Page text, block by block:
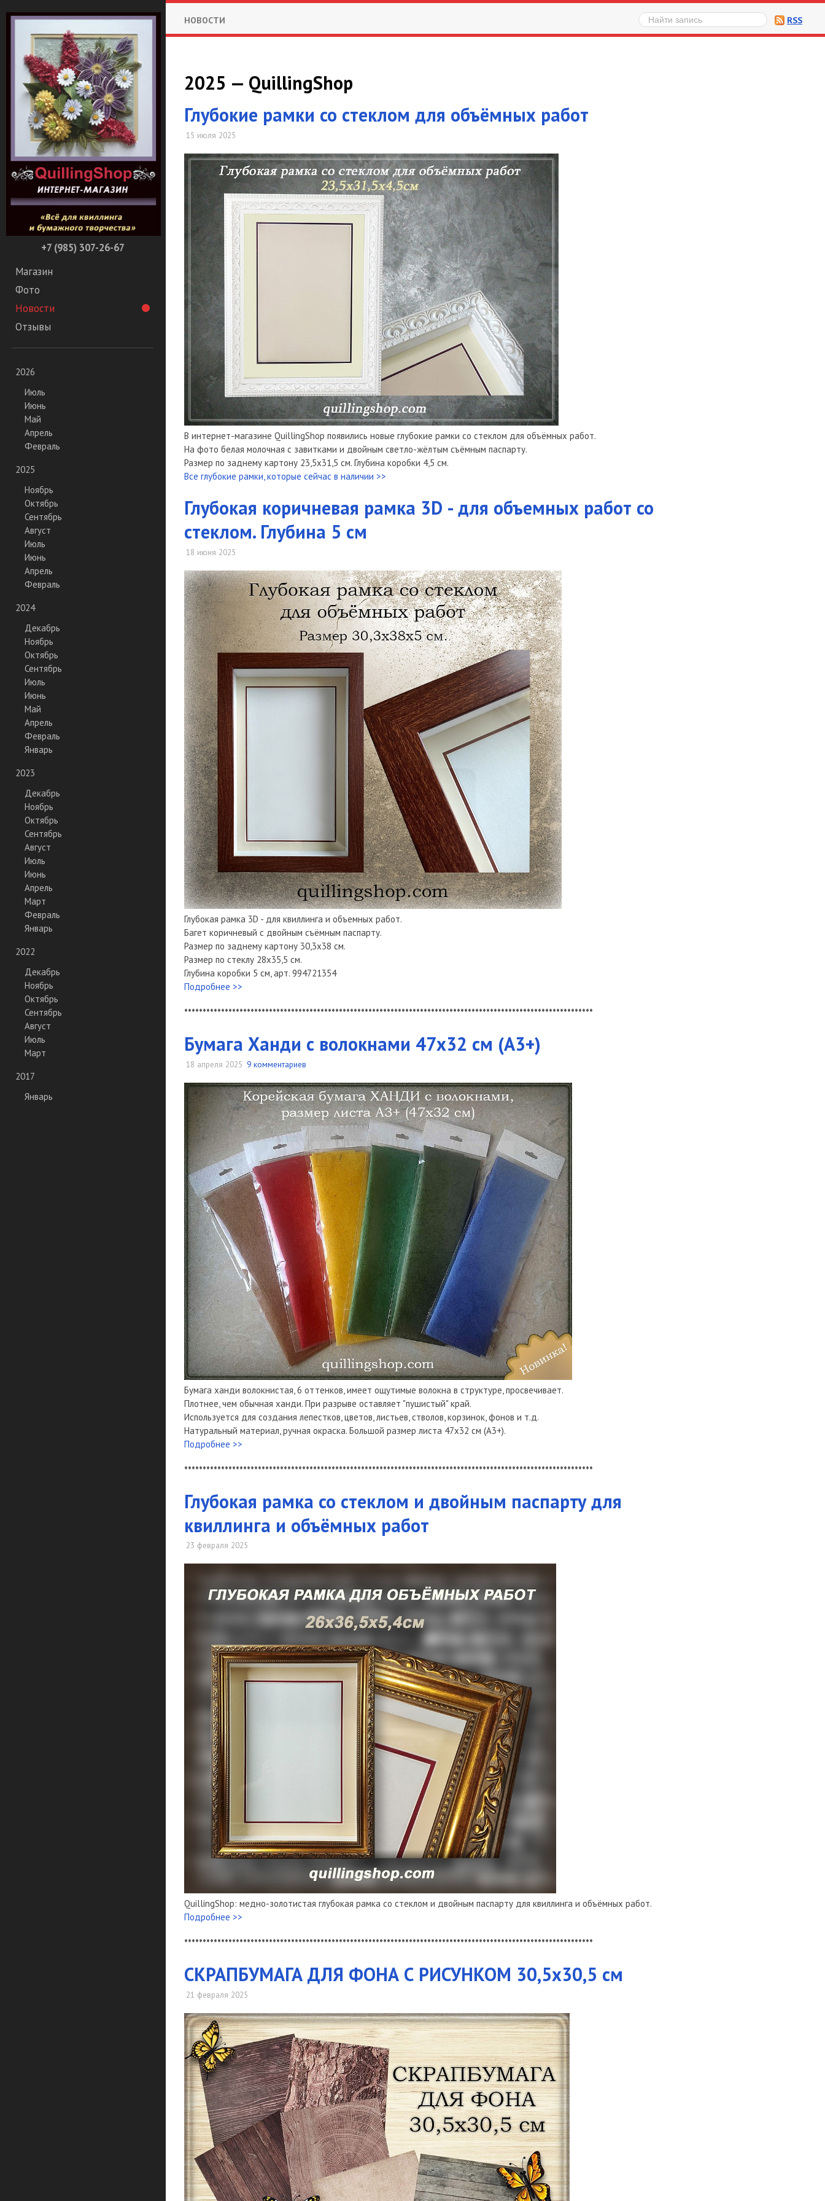
+7 (985) 307-26-67
Магазин
Фото
Новости
Отзывы
2026
Июль
Июнь
Май
Апрель
Февраль
2025
Ноябрь
Октябрь
Сентябрь
Август
Июль
Июнь
Апрель
Февраль
2024
Декабрь
Ноябрь
Октябрь
Сентябрь
Июль
Июнь
Май
Апрель
Февраль
Январь
2023
Декабрь
Ноябрь
Октябрь
Сентябрь
Август
Июль
Июнь
Апрель
Март
Февраль
Январь
2022
Декабрь
Ноябрь
Октябрь
Сентябрь
Август
Июль
Март
2017
Январь
RSS
НОВОСТИ
2025 — QuillingShop
Глубокие рамки со стеклом для объёмных работ
15 июля 2025
В интернет-магазине QuillingShop появились новые глубокие рамки со стеклом для объёмных работ.
На фото белая молочная с завитками и двойным светло-жёлтым съёмным паспарту.
Размер по заднему картону 23,5х31,5 см. Глубина коробки 4,5 см.
Все глубокие рамки, которые сейчас в наличии >>
Глубокая коричневая рамка 3D - для объемных работ со
стеклом. Глубина 5 см
18 июня 2025
Глубокая рамка 3D - для квиллинга и объемных работ.
Багет коричневый с двойным съёмным паспарту.
Размер по заднему картону 30,3х38 см.
Размер по стеклу 28х35,5 см.
Глубина коробки 5 см, арт. 994721354
Подробнее >>
***************************************************************************************************************
Бумага Ханди с волокнами 47х32 см (А3+)
18 апреля 2025 9 комментариев
Бумага ханди волокнистая, 6 оттенков, имеет ощутимые волокна в структуре, просвечивает.
Плотнее, чем обычная ханди. При разрыве оставляет "пушистый" край.
Используется для создания лепестков, цветов, листьев, стволов, корзинок, фонов и т.д.
Натуральный материал, ручная окраска. Большой размер листа 47х32 см (А3+).
Подробнее >>
***************************************************************************************************************
Глубокая рамка со стеклом и двойным паспарту для
квиллинга и объёмных работ
23 февраля 2025
QuillingShop: медно-золотистая глубокая рамка со стеклом и двойным паспарту для квиллинга и объёмных работ.
Подробнее >>
***************************************************************************************************************
СКРАПБУМАГА ДЛЯ ФОНА С РИСУНКОМ 30,5х30,5 см
21 февраля 2025